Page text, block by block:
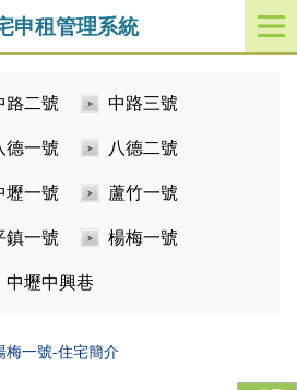
申租管理系統
開
啟
路二號 中路三號
德一號 八德二號
壢一號 蘆竹一號
鎮一號 楊梅一號
中壢中興巷
梅一號-住宅簡介